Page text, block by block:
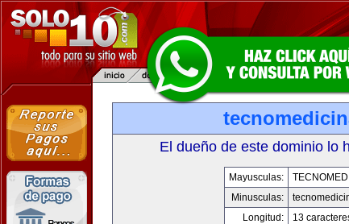
El dueño de este dominio lo
Mayusculas:
Minusculas:
Longitud:
13